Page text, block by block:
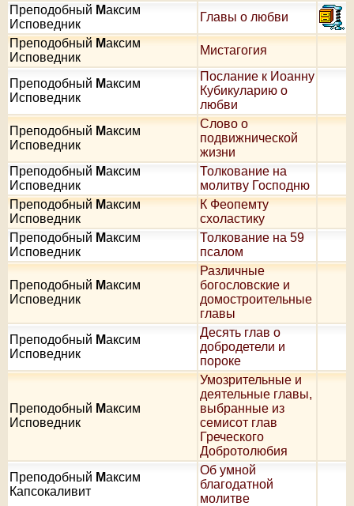
Преподобный Максим
Исповедник
Главы о любви
ПреподобныйМаксим
Исповедник
Мистагогия
Преподобный Максим
Исповедник
Послание к Иоанну
Кубикуларию о
любви
Преподобный Максим
Исповедник
Слово о
подвижнической
жизни
Преподобный Максим
Исповедник
Толкование на
молитву Господню
ПреподобныйМаксим
Исповедник
К Феопемту
схоластику
Преподобный Максим
Исповедник
Толкование на 59
псалом
Преподобный Максим
Исповедник
Различные
богословские и
домостроительные
главы
Преподобный Максим
Исповедник
Десять глав о
добродетели и
пороке
Преподобный Максим
Исповедник
Умозрительные и
деятельные главы,
выбранные из
семисот глав
Греческого
Добротолюбия
Преподобный Максим
Капсокаливит
Об умной
благодатной
молитве